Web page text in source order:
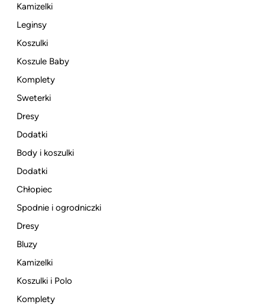
Kamizelki
Leginsy
Koszulki
Koszule Baby
Komplety
Sweterki
Dresy
Dodatki
Body i koszulki
Dodatki
Chłopiec
Spodnie i ogrodniczki
Dresy
Bluzy
Kamizelki
Koszulki i Polo
Komplety